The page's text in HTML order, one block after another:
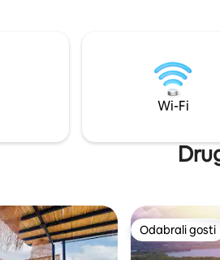
Gosti također
sklopu objekta
uključujući
opremljenu
Wi-Fi
Odabrali gosti
Odabrali gosti